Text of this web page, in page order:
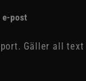
post
Gäller all text